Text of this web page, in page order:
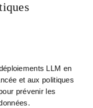
LLM en
et aux politiques
prévenir les